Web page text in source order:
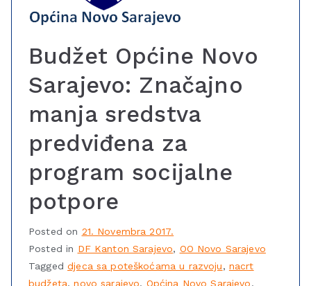
Budžet Općine Novo
Sarajevo: Značajno
manja sredstva
predviđena za
program socijalne
potpore
Posted on 21. Novembra 2017.
Posted in DF Kanton Sarajevo, OO Novo Sarajevo
Taggeddjeca sa poteškoćama u razvoju, nacrt
budžeta,novo sarajevo, Općina Novo Sarajevo,